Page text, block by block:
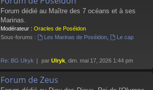
Forum dédié au Maître des 7 océans et à ses
Marinas.
Modérateur : Oracles de Poséidon
Sous-forums :
Les Marinas de Poséidon,
Le cap
Re: BG Ulryk par Ulryk , dim. mai 17, 2026 1:44 pm
Forum de Zeus